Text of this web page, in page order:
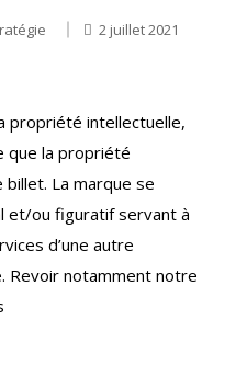
2 juillet 2021
propriété intellectuelle,
que la propriété
billet. La marque se
et/ou figuratif servant à
d’une autre
Revoir notamment notre